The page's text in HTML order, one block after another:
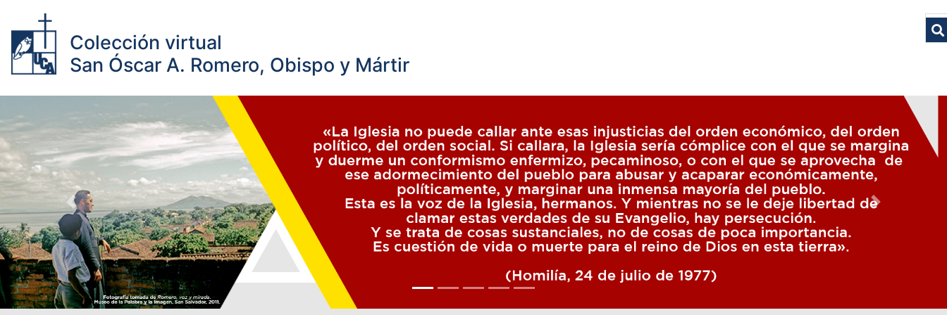
Colección virtual
San Óscar A. Romero, Obispo y Mártir